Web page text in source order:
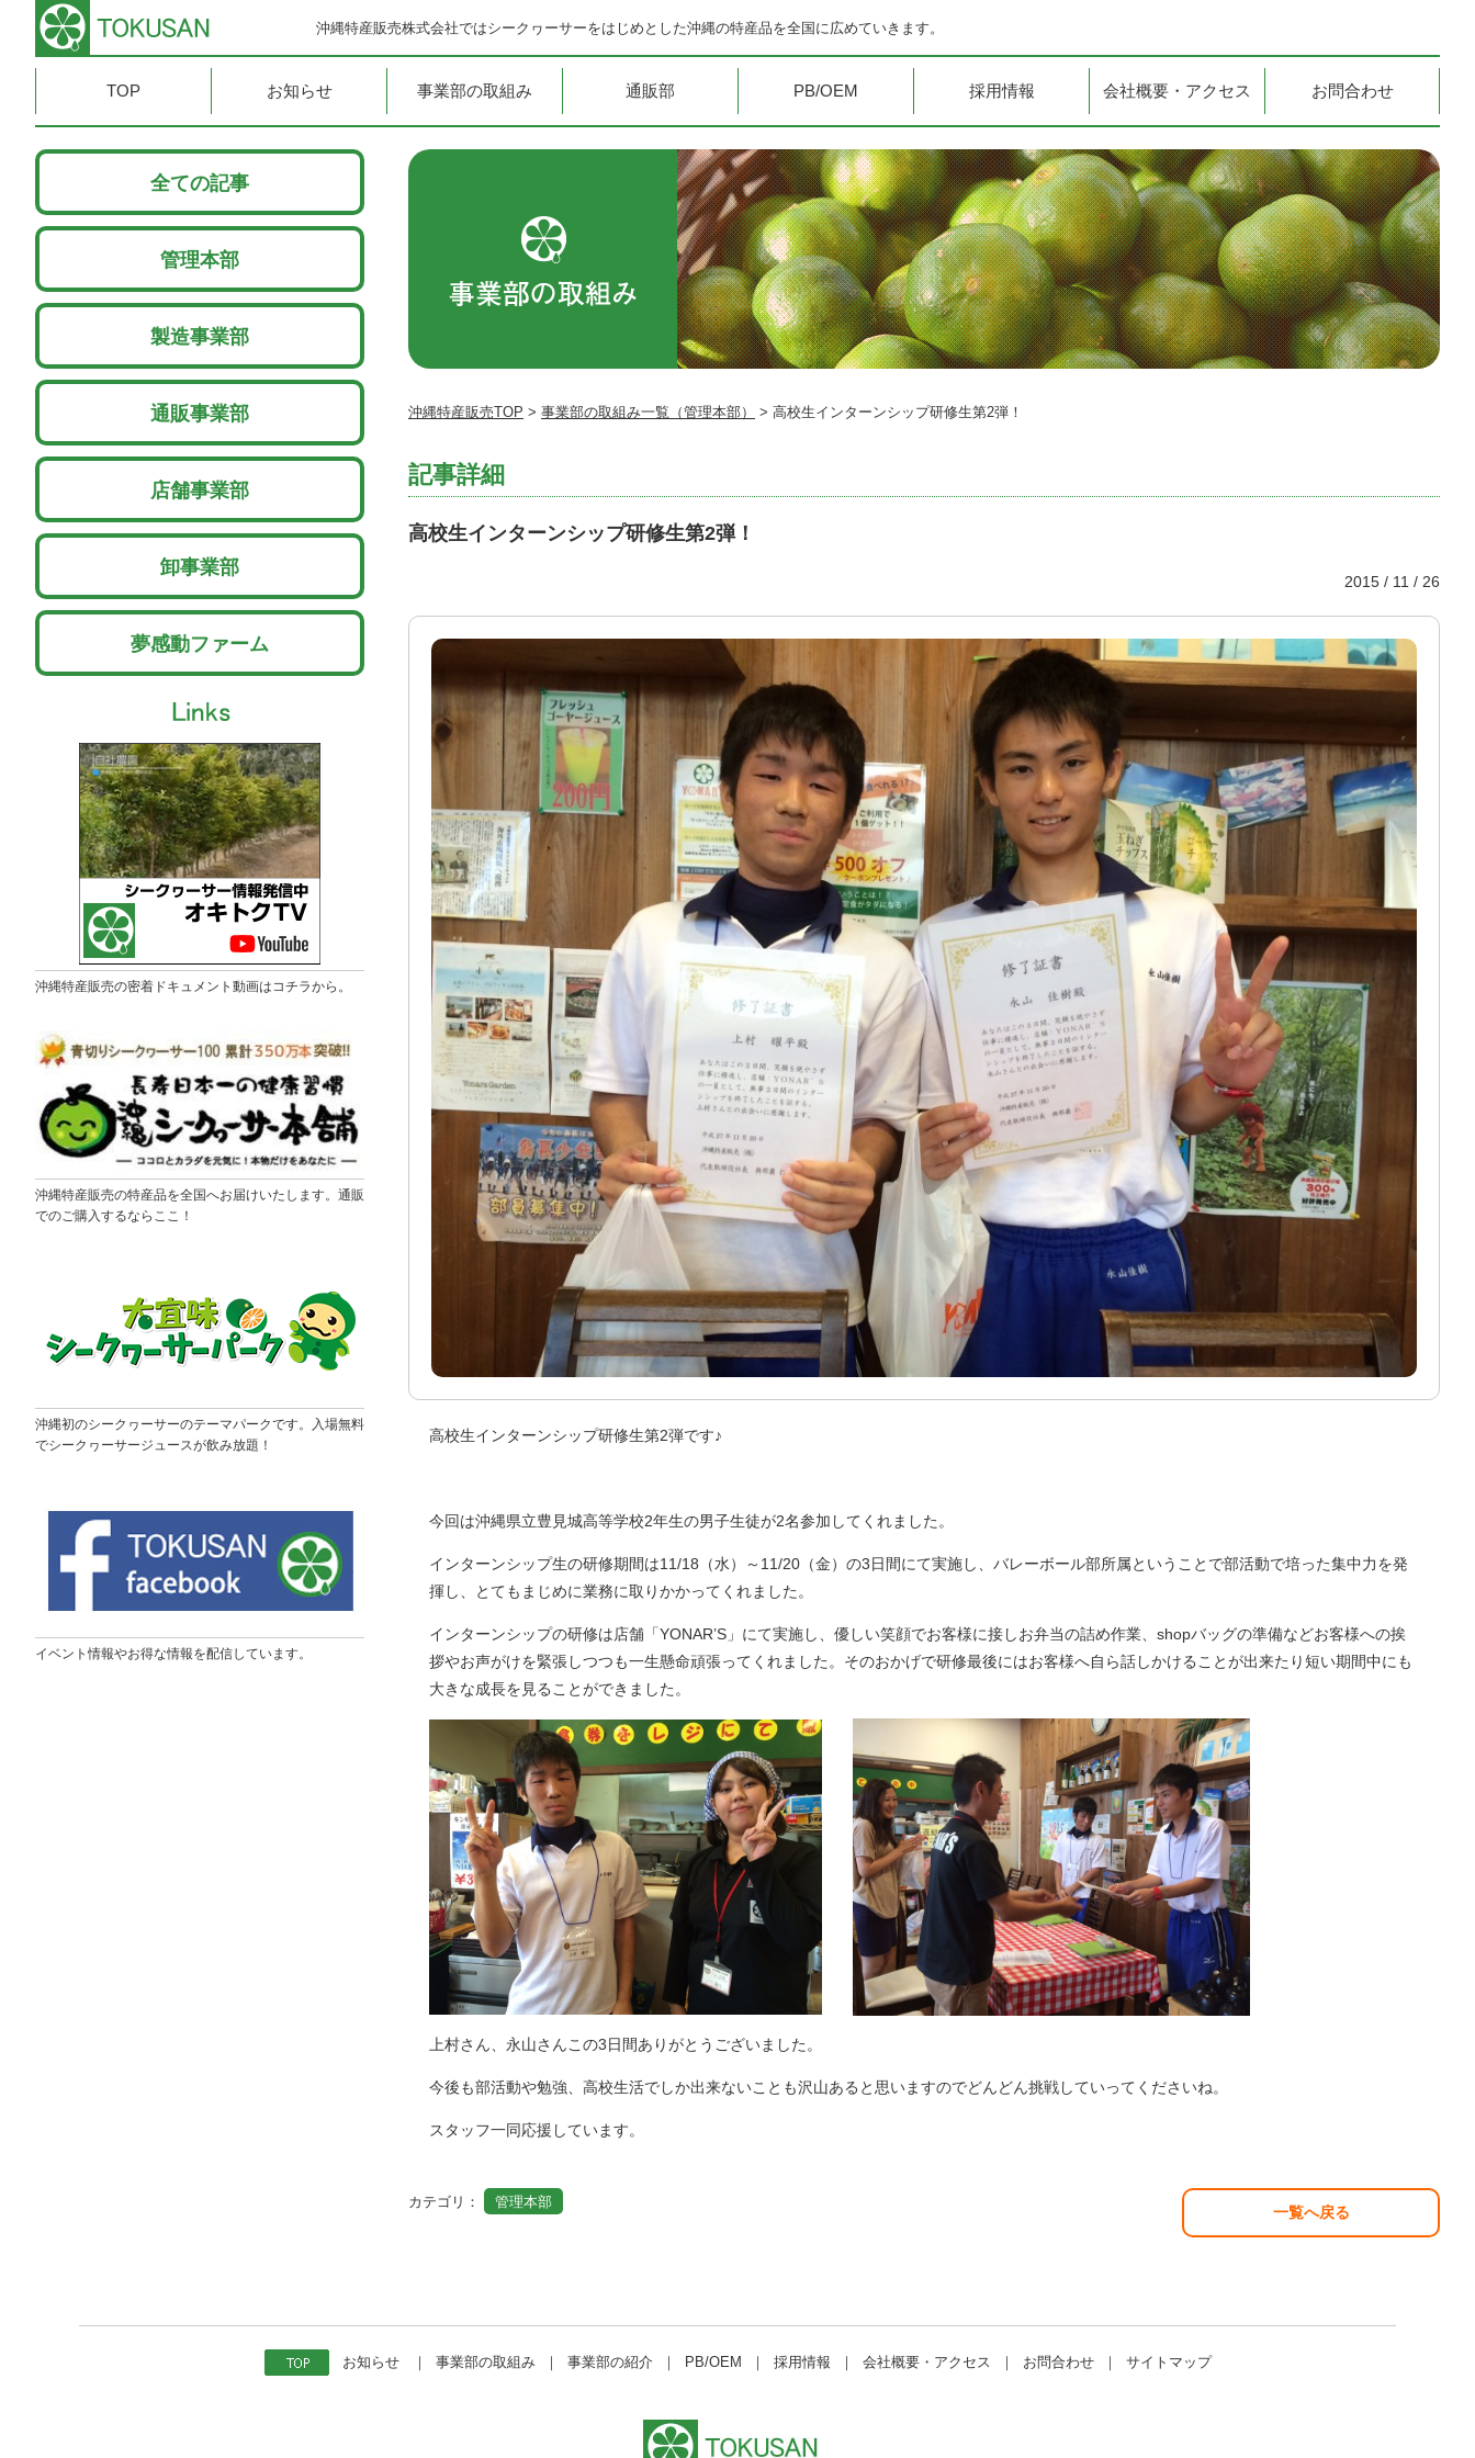
沖縄特産販売株式会社ではシークヮーサーをはじめとした沖縄の特産品を全国に広めていきます。
TOP お知らせ 事業部の取組み 通販部 PB/OEM 採用情報 会社概要・アクセス お問合わせ
全ての記事
管理本部
製造事業部
通販事業部
店舗事業部
卸事業部
夢感動ファーム
沖縄特産販売の密着ドキュメント動画はコチラから。
沖縄特産販売の特産品を全国へお届けいたします。通販
でのご購入するならここ！
沖縄初のシークヮーサーのテーマパークです。入場無料
でシークヮーサージュースが飲み放題！
イベント情報やお得な情報を配信しています。
沖縄特産販売TOP > 事業部の取組み一覧（管理本部） > 高校生インターンシップ研修生第2弾！
記事詳細
高校生インターンシップ研修生第2弾！
2015 / 11 / 26
高校生インターンシップ研修生第2弾です♪
今回は沖縄県立豊見城高等学校2年生の男子生徒が2名参加してくれました。
インターンシップ生の研修期間は11/18（水）～11/20（金）の3日間にて実施し、バレーボール部所属ということで部活動で培った集中力を発
揮し、とてもまじめに業務に取りかかってくれました。
インターンシップの研修は店舗「YONAR’S」にて実施し、優しい笑顔でお客様に接しお弁当の詰め作業、shopバッグの準備などお客様への挨
拶やお声がけを緊張しつつも一生懸命頑張ってくれました。そのおかげで研修最後にはお客様へ自ら話しかけることが出来たり短い期間中にも
大きな成長を見ることができました。
上村さん、永山さんこの3日間ありがとうございました。
今後も部活動や勉強、高校生活でしか出来ないことも沢山あると思いますのでどんどん挑戦していってくださいね。
スタッフ一同応援しています。
カテゴリ： 管理本部
一覧へ戻る
お知らせ ｜ 事業部の取組み ｜ 事業部の紹介 ｜ PB/OEM ｜ 採用情報 ｜ 会社概要・アクセス ｜ お問合わせ ｜ サイトマップ